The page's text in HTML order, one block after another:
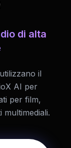
di alta
il
AI per
per film,